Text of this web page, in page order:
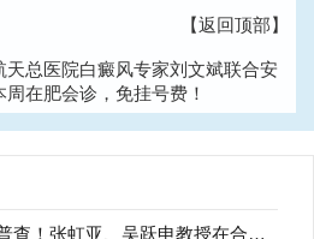
【返回顶部】
天总医院白癜风专家刘文斌联合安
在肥会诊，免挂号费！
日安中医、安医大等知名皮肤病
张虹亚、吴跃申教授在合肥华研白癜